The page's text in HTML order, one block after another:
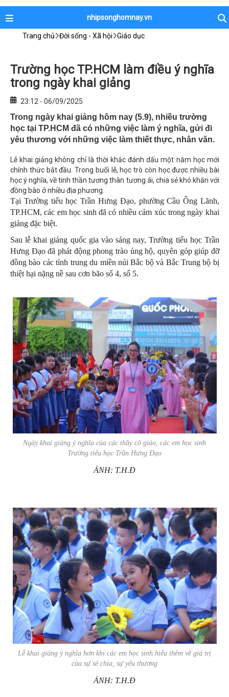
nhipsonghomnay.vn
Trang chủ Đời sống - Xã hội Giáo dục
Trường học TP.HCM làm điều ý nghĩa
trong ngày khai giảng
23:12 - 06/09/2025
Trong ngày khai giảng hôm nay (5.9), nhiều trường
học tại TP.HCM đã có những việc làm ý nghĩa, gửi đi
yêu thương với những việc làm thiết thực, nhân văn.
Lễ khai giảng không chỉ là thời khắc đánh dấu một năm học mới
chính thức bắt đầu. Trong buổi lễ, học trò còn học được nhiều bài
học ý nghĩa, về tinh thần tương thân tương ái, chia sẻ khó khăn với
đồng bào ở nhiều địa phương.
Tại Trường tiểu học Trần Hưng Đạo, phường Cầu Ông Lãnh,
TP.HCM, các em học sinh đã có nhiều cảm xúc trong ngày khai
giảng đặc biệt.
Sau lễ khai giảng quốc gia vào sáng nay, Trường tiểu học Trần
Hưng Đạo đã phát động phong trào ủng hộ, quyên góp giúp đỡ
đồng bào các tỉnh trung du miền núi Bắc bộ và Bắc Trung bộ bị
thiệt hại nặng nề sau cơn bão số 4, số 5.
Ngày khai giảng ý nghĩa của các thầy cô giáo, các em học sinh
Trường tiểu học Trần Hưng Đạo
ẢNH: T.H.Đ
Lễ khai giảng ý nghĩa hơn khi các em học sinh hiểu thêm về giá trị
của sự sẻ chia, sự yêu thương
ẢNH: T.H.Đ